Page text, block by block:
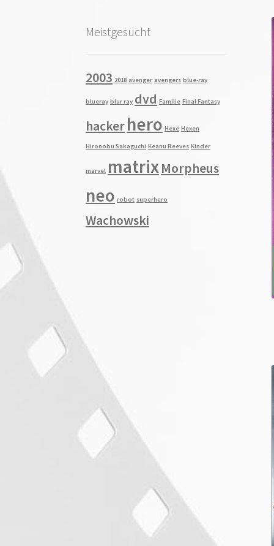
Meistgesucht
2003 2018 avenger avengers blue-ray
blueray blur ray dvd Familie Final Fantasy
hackerhero Hexe Hexen
Hironobu Sakaguchi Keanu Reeves Kinder
marvel matrixMorpheus
neo robot superhero
Wachowski